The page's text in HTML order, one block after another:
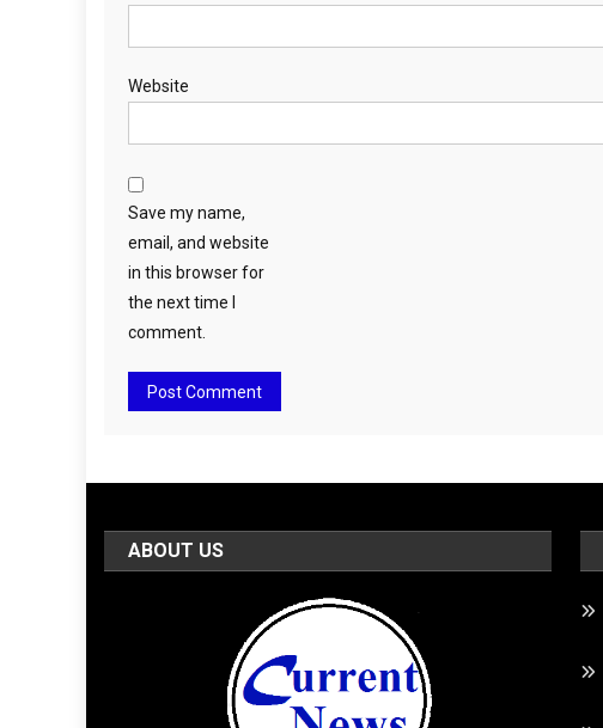
Website
Save my name,
email, and website
in this browser for
the next time I
comment.
ABOUT US